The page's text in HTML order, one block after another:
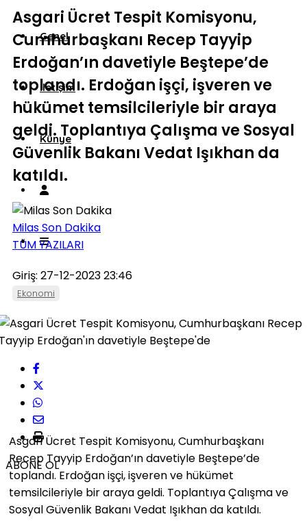
Genel
İletişim
Künye
Asgari Ücret Tespit Komisyonu,
Cumhurbaşkanı Recep Tayyip
Erdoğan’ın davetiyle Beştepe’de
toplandı. Erdoğan işçi, işveren ve
hükümet temsilcileriyle bir araya
geldi. Toplantıya Çalışma ve Sosyal
Güvenlik Bakanı Vedat Işıkhan da
katıldı.
Milas Son Dakika
TÜM YAZILARI
Giriş: 27-12-2023 23:46
Ekonomi
ABONE OL
Asgari Ücret Tespit Komisyonu, Cumhurbaşkanı
Recep Tayyip Erdoğan’ın davetiyle Beştepe’de
toplandı. Erdoğan işçi, işveren ve hükümet
temsilcileriyle bir araya geldi. Toplantıya Çalışma ve
Sosyal Güvenlik Bakanı Vedat Işıkhan da katıldı.